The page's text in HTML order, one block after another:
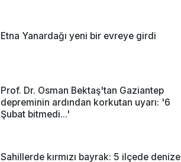
Etna Yanardağı yeni bir evreye girdi
Prof. Dr. Osman Bektaş'tan Gaziantep
depreminin ardından korkutan uyarı: '6
Şubat bitmedi...'
Sahillerde kırmızı bayrak: 5 ilçede denize